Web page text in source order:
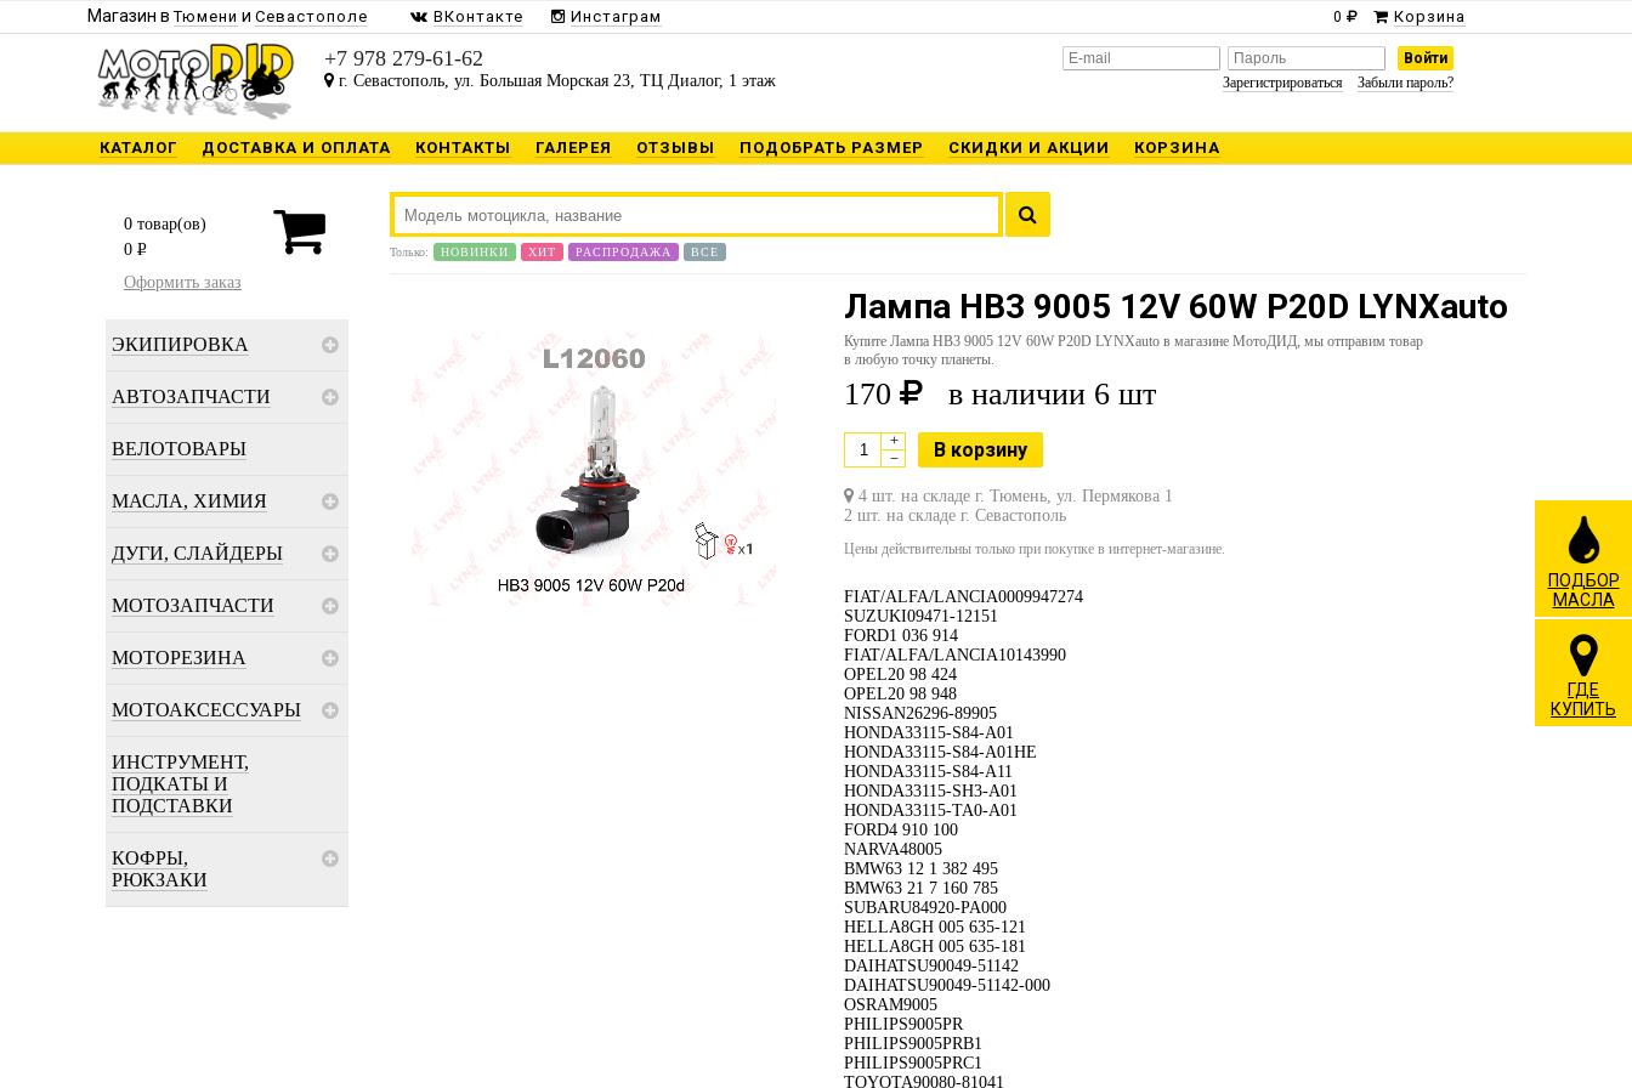
Магазин вТюмени и Севастополе ВКонтакте Инстаграм 0 Корзина
+7 978 279-61-62
г. Севастополь, ул. Большая Морская 23, ТЦ Диалог, 1 этаж Зарегистрироваться Забыли пароль?
КАТАЛОГ ДОСТАВКА И ОПЛАТА КОНТАКТЫ ГАЛЕРЕЯ ОТЗЫВЫ ПОДОБРАТЬ РАЗМЕР СКИДКИ И АКЦИИ КОРЗИНА
0 товар(ов)
0 P
Оформить заказ
ЭКИПИРОВКА
АВТОЗАПЧАСТИ
ВЕЛОТОВАРЫ
МАСЛА, ХИМИЯ
ДУГИ, СЛАЙДЕРЫ
МОТОЗАПЧАСТИ
МОТОРЕЗИНА
МОТОАКСЕССУАРЫ
ИНСТРУМЕНТ,
ПОДКАТЫ И
ПОДСТАВКИ
КОФРЫ,
РЮКЗАКИ
Только: НОВИНКИ ХИТ РАСПРОДАЖА ВСЕ
Лампа HB3 9005 12V 60W P20D LYNXauto
Купите Лампа HB3 9005 12V 60W P20D LYNXauto в магазине МотоДИД, мы отправим товар
в любую точку планеты.
170 в наличии 6 шт
+
−
В корзину
4 шт. на складе г. Тюмень, ул. Пермякова 1
2 шт. на складе г. Севастополь
Цены действительны только при покупке в интернет-магазине.
FIAT/ALFA/LANCIA0009947274
SUZUKI09471-12151
FORD1 036 914
FIAT/ALFA/LANCIA10143990
OPEL20 98 424
OPEL20 98 948
NISSAN26296-89905
HONDA33115-S84-A01
HONDA33115-S84-A01HE
HONDA33115-S84-A11
HONDA33115-SH3-A01
HONDA33115-TA0-A01
FORD4 910 100
NARVA48005
BMW63 12 1 382 495
BMW63 21 7 160 785
SUBARU84920-PA000
HELLA8GH 005 635-121
HELLA8GH 005 635-181
DAIHATSU90049-51142
DAIHATSU90049-51142-000
OSRAM9005
PHILIPS9005PR
PHILIPS9005PRB1
PHILIPS9005PRC1
TOYOTA90080-81041
ПОДБОР
МАСЛА
ГДЕ
КУПИТЬ